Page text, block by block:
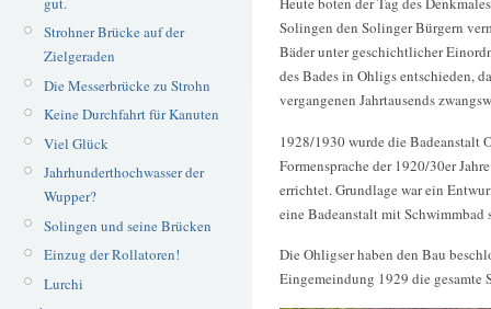
Strohner Brücke auf der
Zielgeraden
Die Messerbrücke zu Strohn
Keine Durchfahrt für Kanuten
Viel Glück
Jahrhunderthochwasser der
Wupper?
Solingen und seine Brücken
Einzug der Rollatoren!
Lurchi
Solingen den Solinger Bürgern
Bäder unter geschichtlicher
des Bades in Ohligs entschieden,
vergangenen Jahrtausends
1928/1930 wurde die Badeanstalt
Formensprache der 1920/30er
errichtet. Grundlage war ein
eine Badeanstalt mit Schwimmbad
Die Ohligser haben den Bau
Eingemeindung 1929 die gesamte